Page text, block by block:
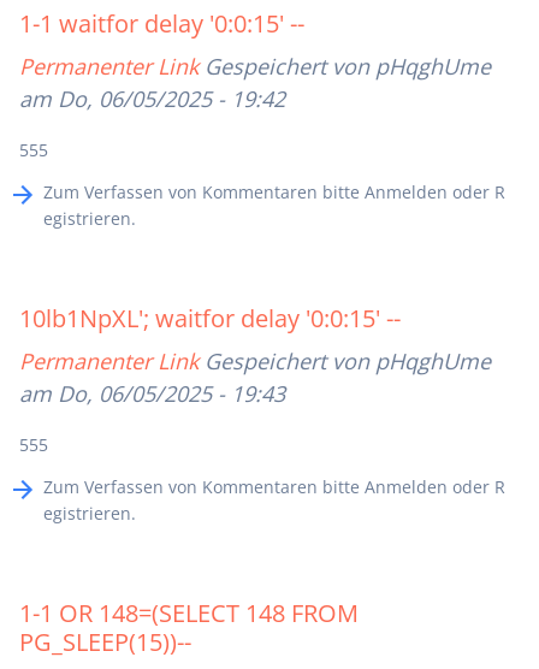
1-1 waitfor delay '0:0:15' --
Permanenter Link Gespeichert von pHqghUme
am Do, 06/05/2025 - 19:42
555
Zum Verfassen von Kommentaren bitte Anmelden oder R
egistrieren.
10lb1NpXL'; waitfor delay '0:0:15' --
Permanenter Link Gespeichert von pHqghUme
am Do, 06/05/2025 - 19:43
555
Zum Verfassen von Kommentaren bitte Anmelden oder R
egistrieren.
1-1 OR 148=(SELECT 148 FROM
PG_SLEEP(15))--